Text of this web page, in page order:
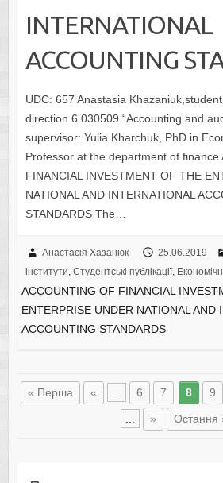
INTERNATIONAL
ACCOUNTING
UDC: 657 Anastasia
direction 6.030509 “Accounting and
supervisor: Yulia Kharchuk, PhD in
Professor at the department of finance
FINANCIAL INVESTMENT OF THE
NATIONAL AND INTERNATIONAL
STANDARDS The…
Анастасія Хазанюк 25.06.2019
інститути Студентські публікації,
ACCOUNTING OF FINANCIAL
ENTERPRISE UNDER NATIONAL AND
ACCOUNTING STANDARDS
« Перша « 6 7 8 9
» Остання